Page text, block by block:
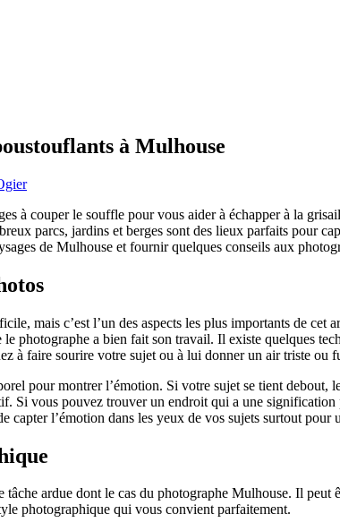
à Mulhouse
à couper le souffle pour vous aider à échapper à la
parcs, jardins et berges sont des lieux parfaits pour
de Mulhouse et fournir quelques conseils aux
mais c’est l’un des aspects les plus importants de
le photographe a bien fait son travail. Il existe quelques
à faire sourire votre sujet ou à lui donner un air triste ou
pour montrer l’émotion. Si votre sujet se tient
Si vous pouvez trouver un endroit qui a une
capter l’émotion dans les yeux de vos sujets surtout pour
tâche ardue dont le cas du photographe Mulhouse. Il
photographique qui vous convient parfaitement.